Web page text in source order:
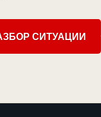
СИТУАЦИИ